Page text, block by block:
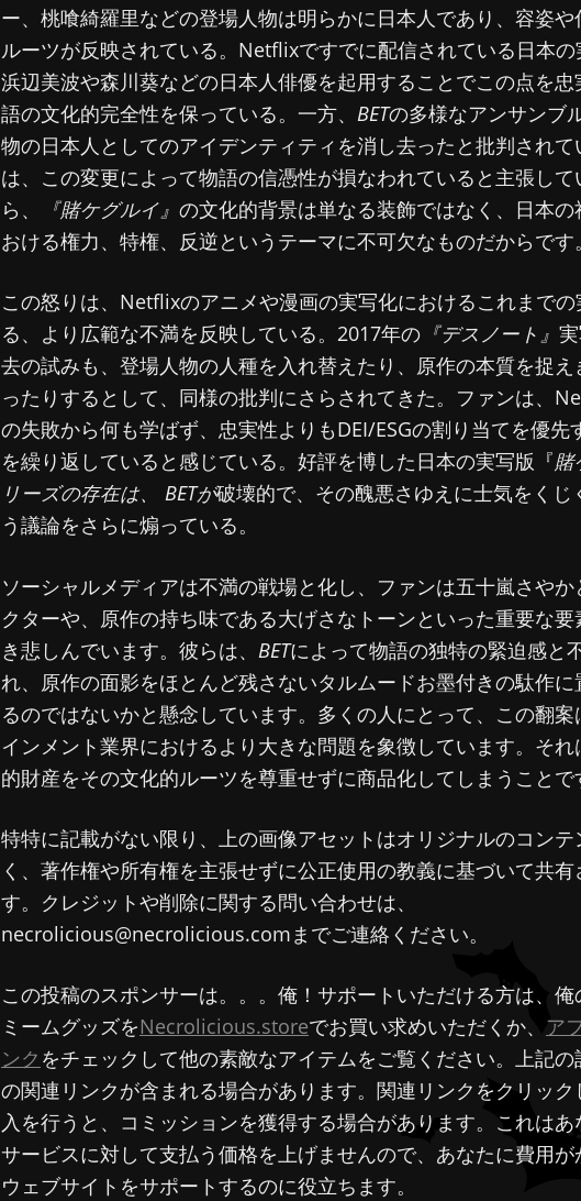
ー、桃喰綺羅里などの登場人物は明らかに日本人であり、容姿
ルーツが反映されている。Netflixですでに配信されている日本の
浜辺美波や森川葵などの日本人俳優を起用することでこの点を忠
語の文化的完全性を保っている。一方、 BETの多様なアンサンブ
物の日本人としてのアイデンティティを消し去ったと批判されて
は、この変更によって物語の信憑性が損なわれていると主張して
ら、
『賭ケグルイ』 の文化的背景は単なる装飾ではなく、日本の
おける権力、特権、反逆というテーマに不可欠なものだからです。
この怒りは、Netflixのアニメや漫画の実写化におけるこれまでの
る、より広範な不満を反映している。2017年の 『デスノート』
去の試みも、登場人物の人種を入れ替えたり、原作の本質を捉
ったりするとして、同様の批判にさらされてきた。ファンは、
の失敗から何も学ばず、忠実性よりもDEI/ESGの割り当てを優先
を繰り返していると感じている。好評を博した日本の実写版『賭
リーズの存在は、 BETが破壊的で、その醜悪さゆえに士気をくじ
う議論をさらに煽っている。
ソーシャルメディアは不満の戦場と化し、ファンは五十嵐さやか
クターや、原作の持ち味である大げさなトーンといった重要な
き悲しんでいます。彼らは、 BETによって物語の独特の緊迫感と
れ、原作の面影をほとんど残さないタルムードお墨付きの駄作
るのではないかと懸念しています。多くの人にとって、この翻
インメント業界におけるより大きな問題を象徴しています。そ
的財産をその文化的ルーツを尊重せずに商品化してしまうことで
特特に記載がない限り、上の画像アセットはオリジナルのコンテ
く、著作権や所有権を主張せずに公正使用の教義に基づいて共有
す。クレジットや削除に関する問い合わせは、
necrolicious@necrolicious.comまでご連絡ください。
この投稿のスポンサーは。。。俺！サポートいただける方は、
ミームグッズをNecrolicious.storeでお買い求めいただくか、 ア
ンク をチェックして他の素敵なアイテムをご覧ください。上記
の関連リンクが含まれる場合があります。関連リンクをクリッ
入を行うと、コミッションを獲得する場合があります。これは
サービスに対して支払う価格を上げませんので、あなたに費用
ウェブサイトをサポートするのに役立ちます。